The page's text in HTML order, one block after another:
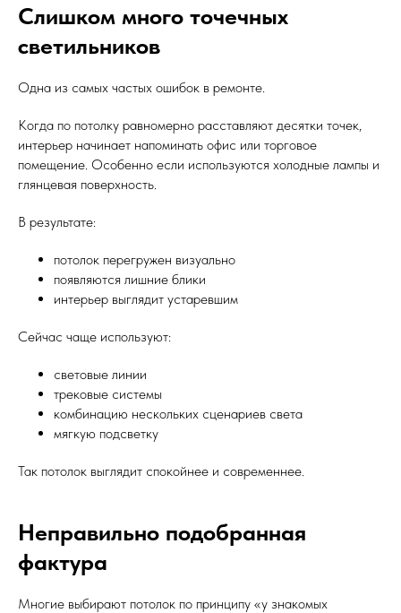
Слишком много точечных
светильников
Одна из самых частых ошибок в ремонте.
Когда по потолку равномерно расставляют десятки точек,
интерьер начинает напоминать офис или торговое
помещение. Особенно если используются холодные лампы и
глянцевая поверхность.
В результате:
потолок перегружен визуально
появляются лишние блики
интерьер выглядит устаревшим
Сейчас чаще используют:
световые линии
трековые системы
комбинацию нескольких сценариев света
мягкую подсветку
Так потолок выглядит спокойнее и современнее.
Неправильно подобранная
фактура
Многие выбирают потолок по принципу «у знакомых